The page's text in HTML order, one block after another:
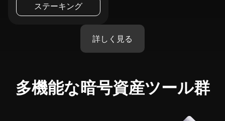
ステーキング
詳しく見る
多機能な暗号資産ツール群